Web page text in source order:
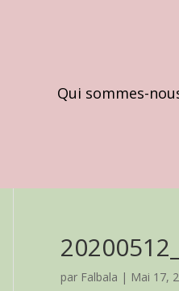
Qui sommes-
par Falbala | Mai 17,